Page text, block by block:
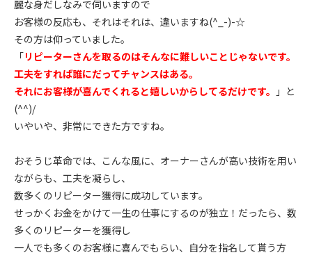
麗な身だしなみで伺いますので
お客様の反応も、それはそれは、違いますね(^_-)-☆
その方は仰っていました。
「リピーターさんを取るのはそんなに難しいことじゃないです。
工夫をすれば誰にだってチャンスはある。
それにお客様が喜んでくれると嬉しいからしてるだけです。
」と
(^^)/
いやいや、非常にできた方ですね。
おそうじ革命では、こんな風に、オーナーさんが高い技術を用い
ながらも、工夫を凝らし、
数多くのリピーター獲得に成功しています。
せっかくお金をかけて一生の仕事にするのが独立！だったら、数
多くのリピーターを獲得し
一人でも多くのお客様に喜んでもらい、自分を指名して貰う方